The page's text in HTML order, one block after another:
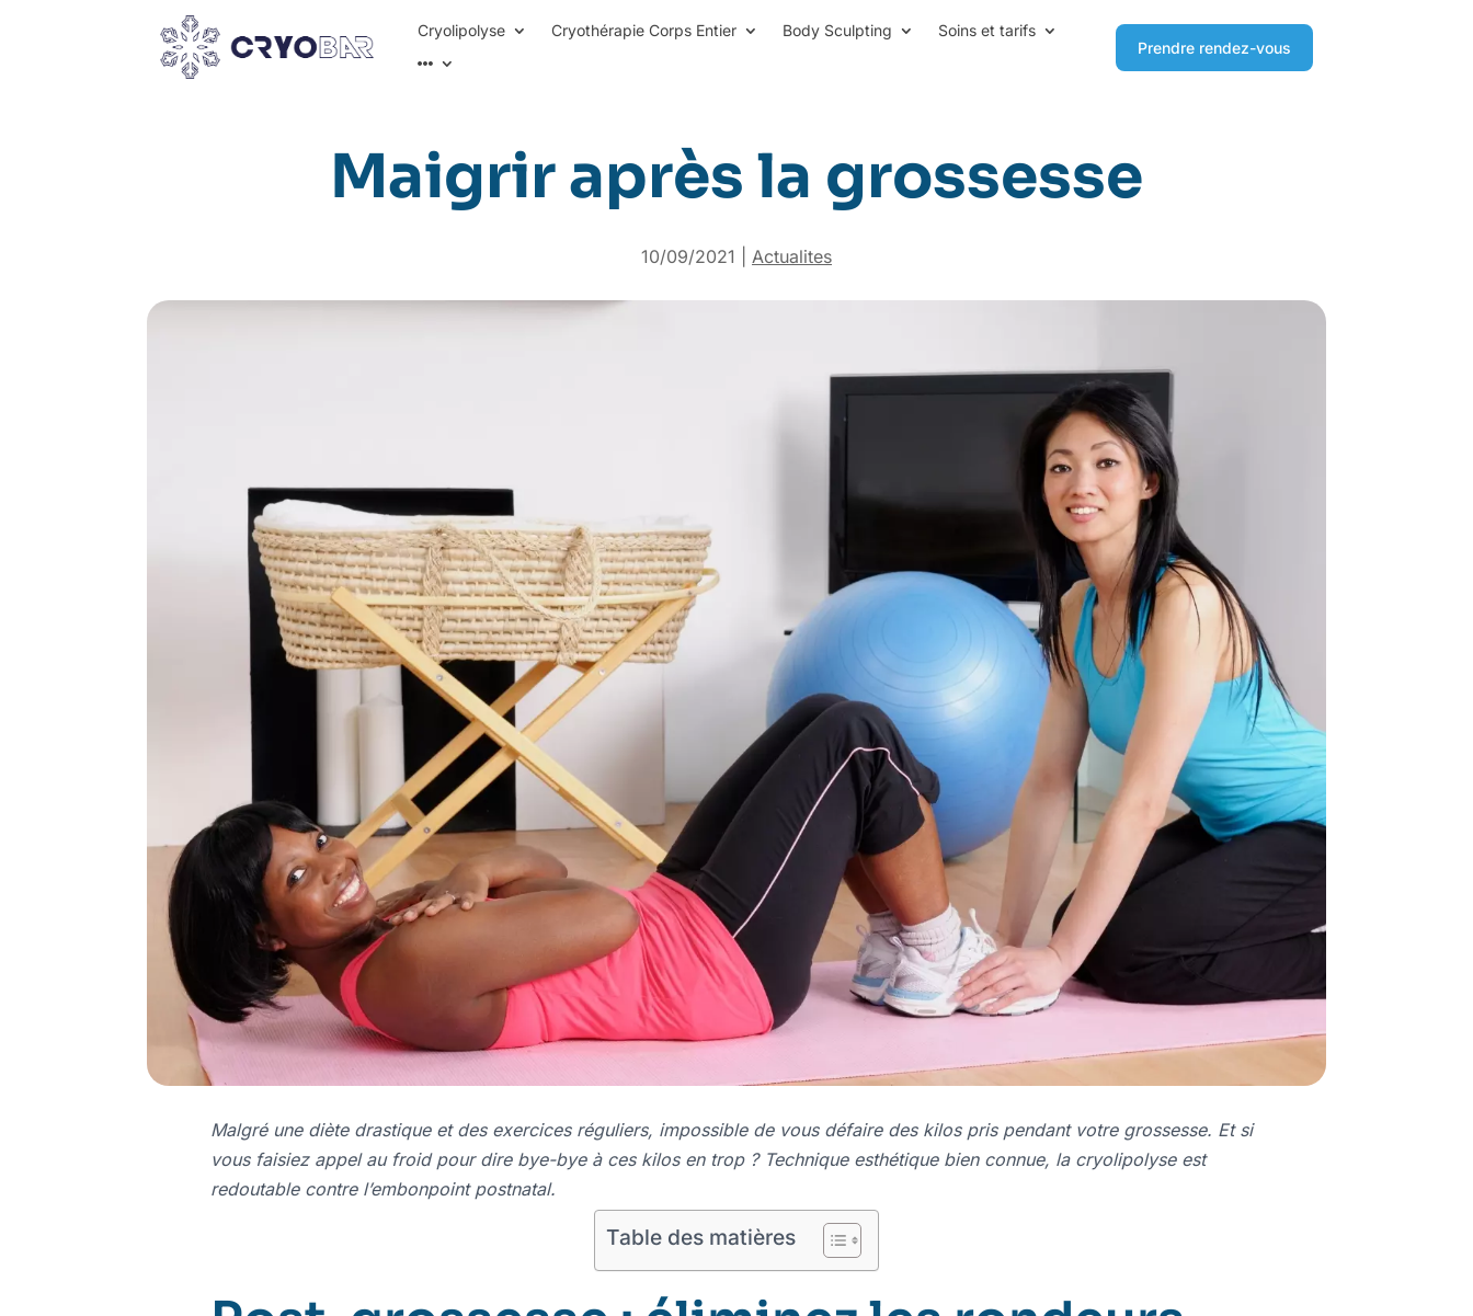
Cryolipolyse Cryothérapie Corps Entier Body Sculpting
Soins et tarifs
Prendre rendez-vous
Maigrir après la grossesse
10/09/2021 Actualites
Malgré une diète drastique et des exercices réguliers, impossible de vous défaire des kilos pris pendant votre grossesse. Et si
vous faisiez appel au froid pour dire bye-bye à ces kilos en trop ? Technique esthétique bien connue, la cryolipolyse est
redoutable contre l’embonpoint postnatal.
Table des matières